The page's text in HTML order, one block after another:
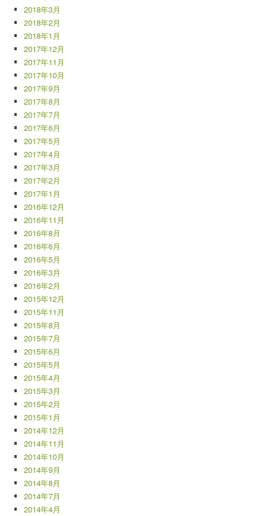
2018年3月
2018年2月
2018年1月
2017年12月
2017年11月
2017年10月
2017年9月
2017年8月
2017年7月
2017年6月
2017年5月
2017年4月
2017年3月
2017年2月
2017年1月
2016年12月
2016年11月
2016年8月
2016年6月
2016年5月
2016年3月
2016年2月
2015年12月
2015年11月
2015年8月
2015年7月
2015年6月
2015年5月
2015年4月
2015年3月
2015年2月
2015年1月
2014年12月
2014年11月
2014年10月
2014年9月
2014年8月
2014年7月
2014年4月